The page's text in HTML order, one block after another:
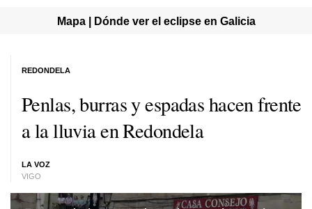
Mapa | Dónde ver el eclipse en Galicia
Penlas, burras y espadas hacen frente
a la lluvia en Redondela
LA VOZ
VIGO
REDONDELA